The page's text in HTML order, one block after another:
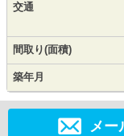
交通
間取り(面積)
築年月
メー